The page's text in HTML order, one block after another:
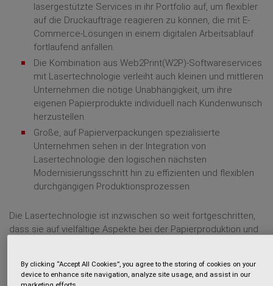
PRESSE
PRESSESPIEGEL
VERANSTALTUNGEN
lasergestützte Services in ihr Portfolio auf, um flexibler
auf die Druckaufträge reagieren zu können, die mit E-
Commerce-Lösungen in einem digitalen Arbeitsablauf
fortlaufend anfallen.
Die Kombination aus Web2Print(W2P)-Softwareservices
mit Lasertechnologie verleiht auch kleinen und mittleren
Unternehmen die nötige Unabhängigkeit, um ihre
eigenen Papierprodukte individuell nach Kundenwunsch
herzustellen.
Große, auf Papierverpackungen spezialisierte
Unternehmen sehen in der Integration von
Lasertechnologie den logischen nächsten
Modernisierungsschritt hin zu effizienten und flexiblen
durchgängigen Produktionsprozessen.
Die Lasertechnologie ist inzwischen so weit fortgeschritten,
dass sie auf vielfältige Aspekte bei der Papierproduktion und
bezahlt macht. RAYLASE bietet Lösungen für verschiedene in
den Prozess der Papierproduktion integrierbare
By clicking “Accept All Cookies”, you agree to the storing of cookies on your
device to enhance site navigation, analyze site usage, and assist in our